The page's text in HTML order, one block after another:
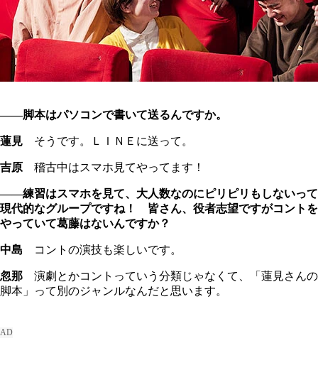
――脚本はパソコンで書いて送るんですか。
蓮見 そうです。ＬＩＮＥに送って。
吉原 稽古中はスマホ見てやってます！
――練習はスマホを見て、大人数なのにピリピリもしないって
現代的なグループですね！ 皆さん、役者志望ですがコントを
やっていて葛藤はないんですか？
中島 コントの演技も楽しいです。
忽那 演劇とかコントっていう分類じゃなくて、「蓮見さんの
脚本」って別のジャンルなんだと思います。